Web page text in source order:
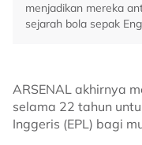
menjadikan mereka
sejarah bola sepak
ARSENAL akhirnya
selama 22 tahun
Inggeris (EPL) bagi